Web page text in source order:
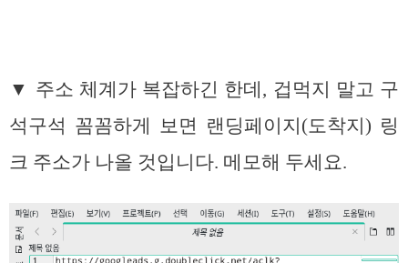
▼ 주소 체계가 복잡하긴 한데, 겁먹지 말고 구
석구석 꼼꼼하게 보면 랜딩페이지(도착지) 링
크 주소가 나올 것입니다. 메모해 두세요.